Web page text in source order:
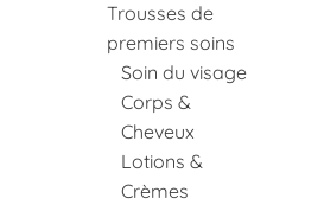
Trousses de
premiers soins
Soin du visage
Corps &
Cheveux
Lotions &
Crèmes